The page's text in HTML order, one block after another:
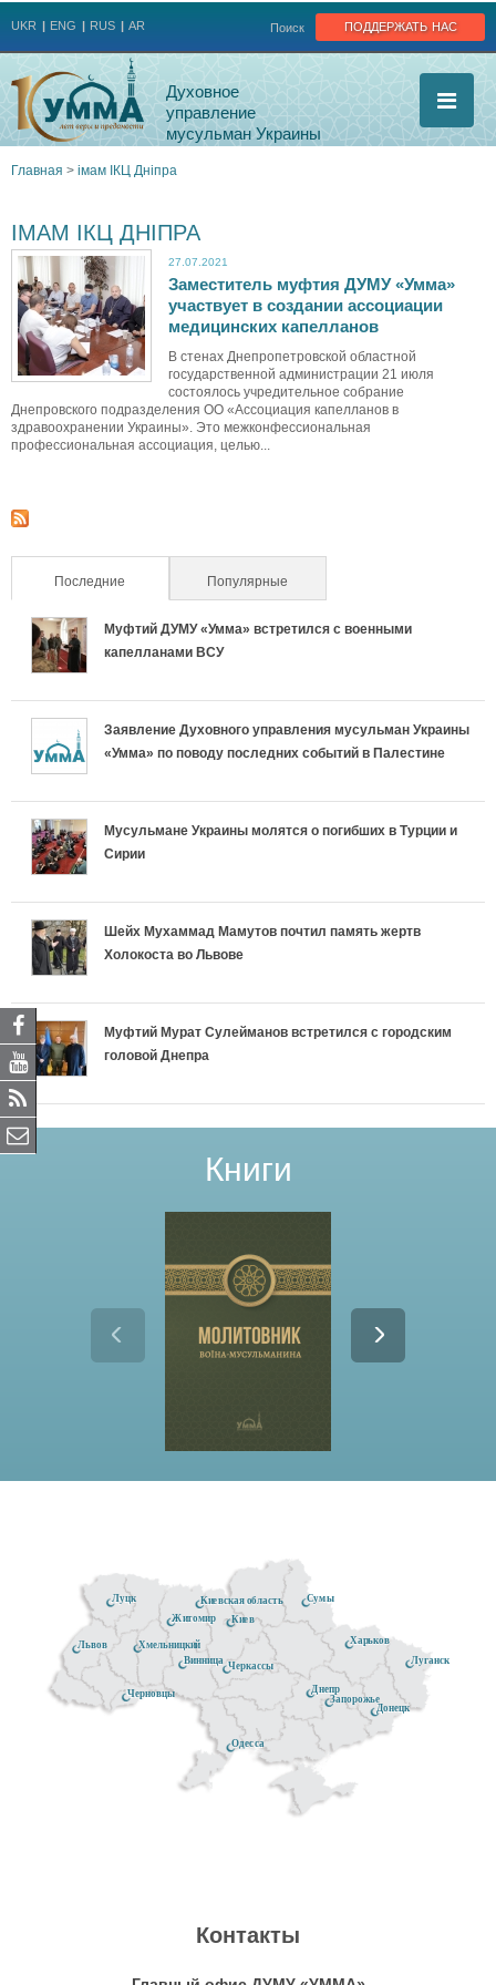
поддержать нас
Поиск
UKR ENG RUS AR
Духовное
управление
мусульман Украины
здесь
Главная > імам ІКЦ Дніпра
ІМАМ ІКЦ ДНІПРА
27.07.2021
Заместитель муфтия ДУМУ «Умма»
участвует в создании ассоциации
медицинских капелланов
В стенах Днепропетровской областной
государственной администрации 21 июля
состоялось учредительное собрание
Днепровского подразделения ОО «Ассоциация капелланов в
здравоохранении Украины». Это межконфессиональная
профессиональная ассоциация, целью...
Последние (активная вкладка)Популярные
Муфтий ДУМУ «Умма» встретился с военными
капелланами ВСУ
Заявление Духовного управления мусульман Украины
«Умма» по поводу последних событий в Палестине
Мусульмане Украины молятся о погибших в Турции и
Сирии
Шейх Мухаммад Мамутов почтил память жертв
Холокоста во Львове
Муфтий Мурат Сулейманов встретился с городским
головой Днепра
Книги
Черкассы
Черновцы
Сумы
Луганск
Одесса
Донецк
Киев
Днепр
Киевская область
Запорожье
Житомир
Винница
Хмельницкий
Луцк
Львов Харьков
Контакты